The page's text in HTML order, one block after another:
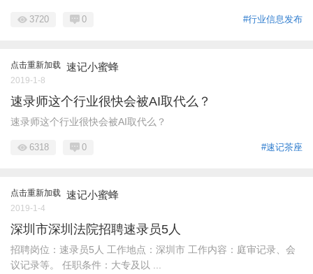
#行业信息发布
3720 0
点击重新加载 速记小蜜蜂
2019-1-8
速录师这个行业很快会被AI取代么？
速录师这个行业很快会被AI取代么？
#速记茶座
6318 0
点击重新加载 速记小蜜蜂
2019-1-4
深圳市深圳法院招聘速录员5人
招聘岗位：速录员5人 工作地点：深圳市 工作内容：庭审记录、会
议记录等。 任职条件：大专及以 ...